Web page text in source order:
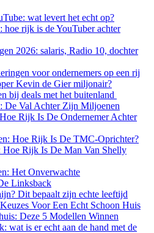
wat levert het echt op?
hoe rijk is de YouTuber achter
2026: salaris, Radio 10, dochter
voor ondernemers op een rij
Kevin de Gier miljonair?
bij deals met het buitenland
De Val Achter Zijn Miljoenen
Rijk Is De Ondernemer Achter
Hoe Rijk Is De TMC-Oprichter?
Rijk Is De Man Van Shelly
Het Onverwachte
Linksback
Dit bepaalt zijn echte leeftijd
Voor Een Echt Schoon Huis
Deze 5 Modellen Winnen
wat is er echt aan de hand met de